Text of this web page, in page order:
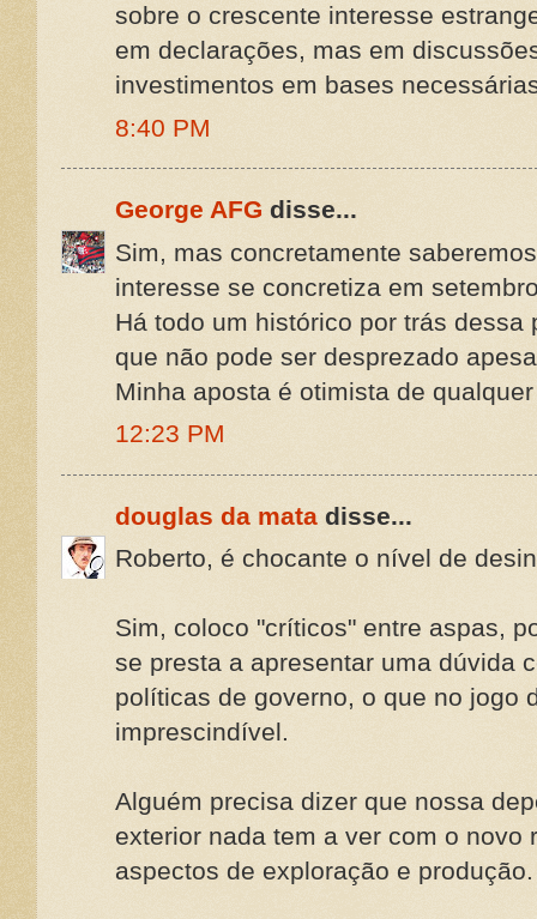
sobre o crescente interesse
em declarações, mas em
investimentos em bases
8:40 PM
George AFG disse...
Sim, mas concretamente
interesse se concretiza em
Há todo um histórico por trás
que não pode ser desprezado
Minha aposta é otimista de
12:23 PM
douglas da mata disse...
Roberto, é chocante o nível de
Sim, coloco "críticos" entre aspas,
se presta a apresentar uma dúvida
políticas de governo, o que no jogo
imprescindível.
Alguém precisa dizer que nossa
exterior nada tem a ver com o novo
aspectos de exploração e produção.